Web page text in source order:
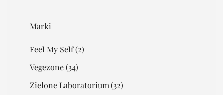
Marki
Feel My Self(2)
Vegezone(34)
Zielone Laboratorium (32)